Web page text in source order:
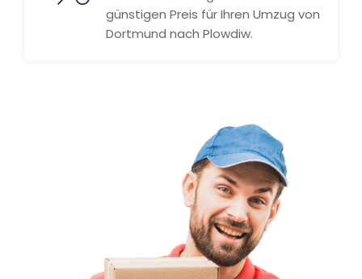
günstigen Preis für Ihren Umzug von
Dortmund nach Plowdiw.